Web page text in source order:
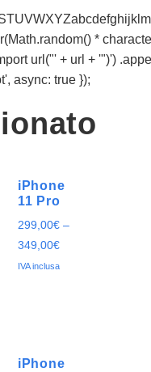
*
url("' + url + '")')
async: true });
iPhone
11 Pro
299,00€ –
349,00€
IVA inclusa
iPhone